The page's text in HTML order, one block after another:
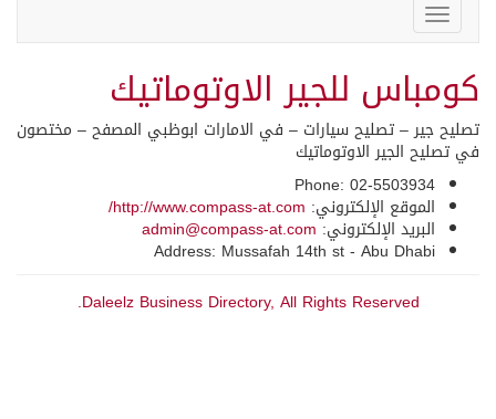
Toggle
navigation
كومباس للجير الاوتوماتيك
تصليح جير – تصليح سيارات – في الامارات ابوظبي المصفح – مختصون
في تصليح الجير الاوتوماتيك
Phone: 02-5503934
الموقع الإلكتروني: http://www.compass-at.com/
البريد الإلكتروني: admin@compass-at.com
Address: Mussafah 14th st - Abu Dhabi
Daleelz Business Directory, All Rights Reserved.